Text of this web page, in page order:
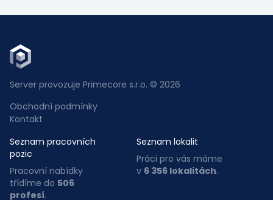
Server provozuje Primecore s.r.o. © 2026
Obchodní podmínky
Kontakt
Seznam pracovních
pozic
Pracovní nabídky
třídíme do 506
profesí.
Seznam lokalit
Práci pro vás máme
v 6 356 lokalitách.